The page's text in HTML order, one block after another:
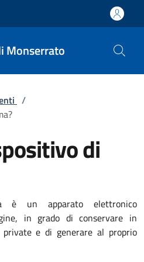
Monserrato
/
di
è un apparato elettronico
in grado di conservare in
e di generare al proprio